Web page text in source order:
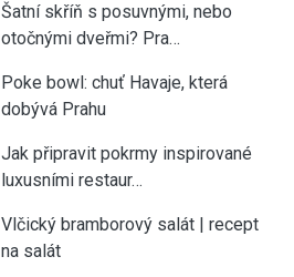
Šatní skříň s posuvnými, nebo
otočnými dveřmi? Pra…
Poke bowl: chuť Havaje, která
dobývá Prahu
Jak připravit pokrmy inspirované
luxusními restaur…
Vlčický bramborový salát | recept
na salát